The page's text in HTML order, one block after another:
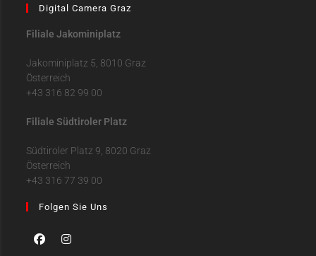
Digital Camera Graz
Filiale Jakominiplatz
Jakominiplatz 5, 8010 Graz
Österreich
+43 316 82 99 00
Filiale Südtiroler Platz
Südtiroler Platz 9, 8020 Graz
Österreich
+43 316 77 39 00
Folgen Sie Uns